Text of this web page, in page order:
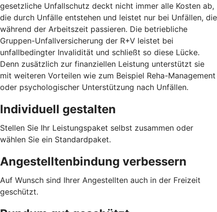
gesetzliche Unfallschutz deckt nicht immer alle Kosten ab,
die durch Unfälle entstehen und leistet nur bei Unfällen, die
während der Arbeitszeit passieren. Die betriebliche
Gruppen-Unfallversicherung der R+V leistet bei
unfallbedingter Invalidität und schließt so diese Lücke.
Denn zusätzlich zur finanziellen Leistung unterstützt sie
mit weiteren Vorteilen wie zum Beispiel Reha-Management
oder psychologischer Unterstützung nach Unfällen.
Individuell gestalten
Stellen Sie Ihr Leistungspaket selbst zusammen oder
wählen Sie ein Standardpaket.
Angestelltenbindung verbessern
Auf Wunsch sind Ihrer Angestellten auch in der Freizeit
geschützt.